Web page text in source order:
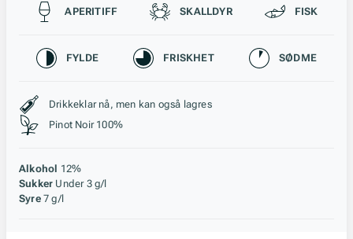
Passer til
APERITIFF SKALLDYR FISK
Karakteristikk
FYLDE FRISKHET SØDME
Stil, lagring og råstoff
Drikkeklar nå, men kan også lagres
Pinot Noir 100%
Alkohol 12%
Sukker Under 3 g/l
Syre 7 g/l